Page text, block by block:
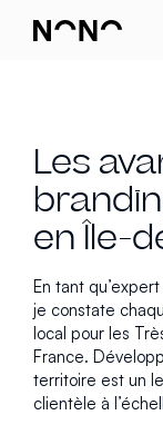
Les
en Île-
En tant
je constate
local pour les
France.
territoire est un
clientèle à